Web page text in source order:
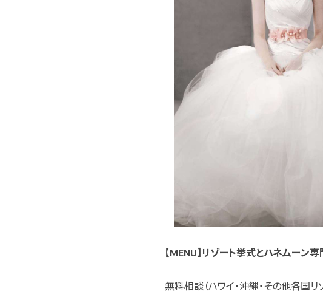
【MENU】リゾート挙式とハネムーン
無料相談（ハワイ・沖縄・その他各国リ